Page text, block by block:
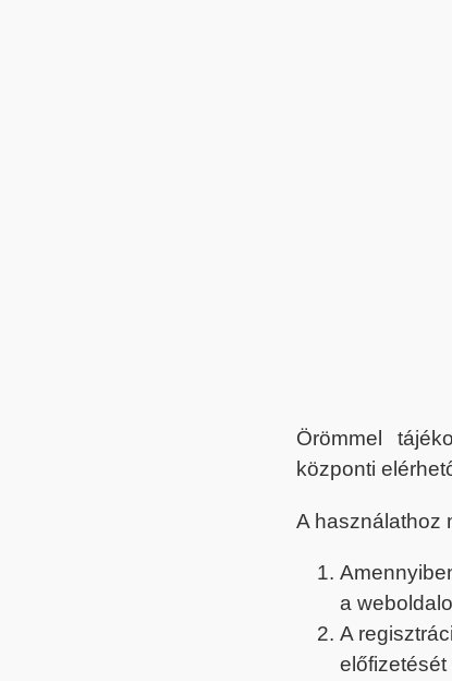
Örömmel
központi
A használathoz
a
A